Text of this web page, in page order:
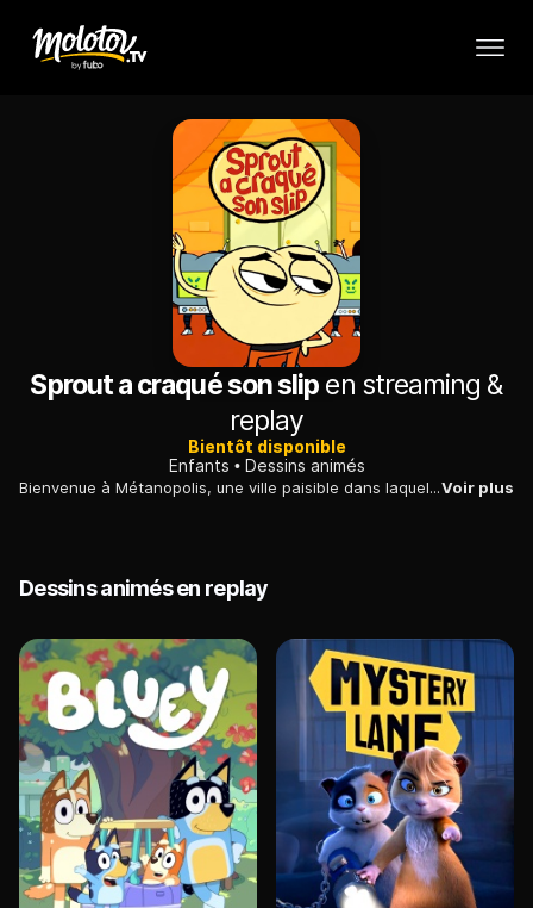
Sprout a craqué son slip en streaming &
replay
Bientôt disponible
Enfants
Dessins animés
Bienvenue à Métanopolis, une ville paisible dans laquelle les humains et leurs fesses vivent côte à côte...Voir plus
Dessins animés en replay